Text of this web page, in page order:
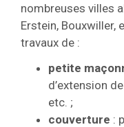
nombreuses villes
Erstein, Bouxwiller,
travaux de :
petite
d’extension
etc. ;
couverture :